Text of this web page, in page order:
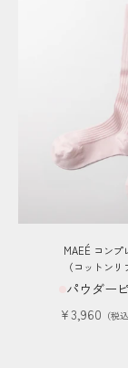
MAEÉ コンプ
（コットンリ
パウダー
セール価格
¥3,960